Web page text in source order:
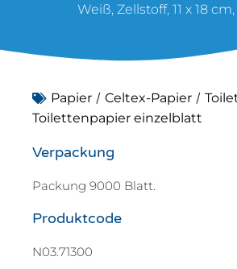
Weiß, Zellstoff, 11 x 18
Papier / Celtex-Papier /
Toilettenpapier einzelblatt
Verpackung
Packung 9000 Blatt.
Produktcode
N03.71300